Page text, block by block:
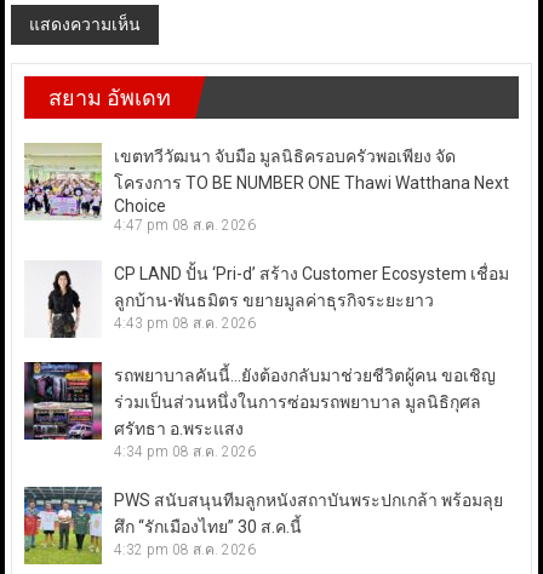
สยาม อัพเดท
เขตทวีวัฒนา จับมือ มูลนิธิครอบครัวพอเพียง จัด
โครงการ TO BE NUMBER ONE Thawi Watthana Next
Choice
4:47 pm 08 ส.ค. 2026
CP LAND ปั้น ‘Pri-d’ สร้าง Customer Ecosystem เชื่อม
ลูกบ้าน-พันธมิตร ขยายมูลค่าธุรกิจระยะยาว
4:43 pm 08 ส.ค. 2026
รถพยาบาลคันนี้…ยังต้องกลับมาช่วยชีวิตผู้คน ขอเชิญ
ร่วมเป็นส่วนหนึ่งในการซ่อมรถพยาบาล มูลนิธิกุศล
ศรัทธา อ.พระแสง
4:34 pm 08 ส.ค. 2026
PWS สนับสนุนทีมลูกหนังสถาบันพระปกเกล้า พร้อมลุย
ศึก “รักเมืองไทย” 30 ส.ค.นี้
4:32 pm 08 ส.ค. 2026